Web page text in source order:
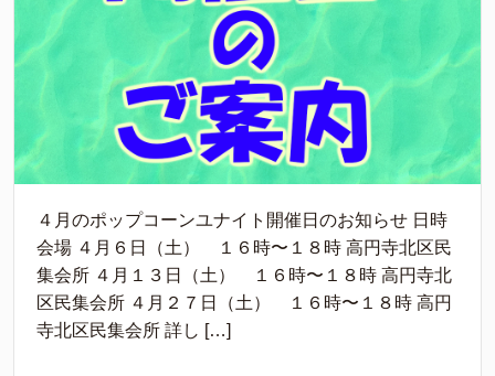
４月のポップコーンユナイト開催日のお知らせ 日時
会場 ４月６日（土） １６時〜１８時 高円寺北区民
集会所 ４月１３日（土） １６時〜１８時 高円寺北
区民集会所 ４月２７日（土） １６時〜１８時 高円
寺北区民集会所 詳し […]